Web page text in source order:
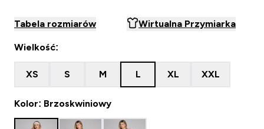
Tabela rozmiarów Wirtualna Przymiarka
Wielkość:
XS S M L XL XXL
Kolor: Brzoskwiniowy